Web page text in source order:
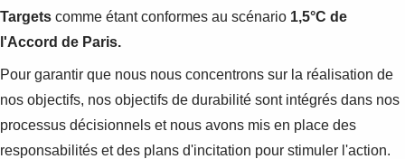
Targets comme étant conformes au scénario 1,5°C de
l'Accord de Paris.
Pour garantir que nous nous concentrons sur la réalisation de
nos objectifs, nos objectifs de durabilité sont intégrés dans nos
processus décisionnels et nous avons mis en place des
responsabilités et des plans d'incitation pour stimuler l'action.